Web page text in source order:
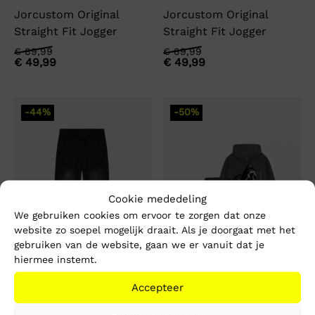
Cookie mededeling
We gebruiken cookies om ervoor te zorgen dat onze
website zo soepel mogelijk draait. Als je doorgaat met het
gebruiken van de website, gaan we er vanuit dat je
hiermee instemt.
Accepteer
Jorcustom Original
Straight Fit Jogger
€89,99
Oorspronkelijke
prijs
€ 49,99
Huidige
prijs
Jorcustom Original
Straight Fit Jogger
€89,99
Oorspronkelijke
prijs
€ 49,99
Huidige
prijs
-44% -50%